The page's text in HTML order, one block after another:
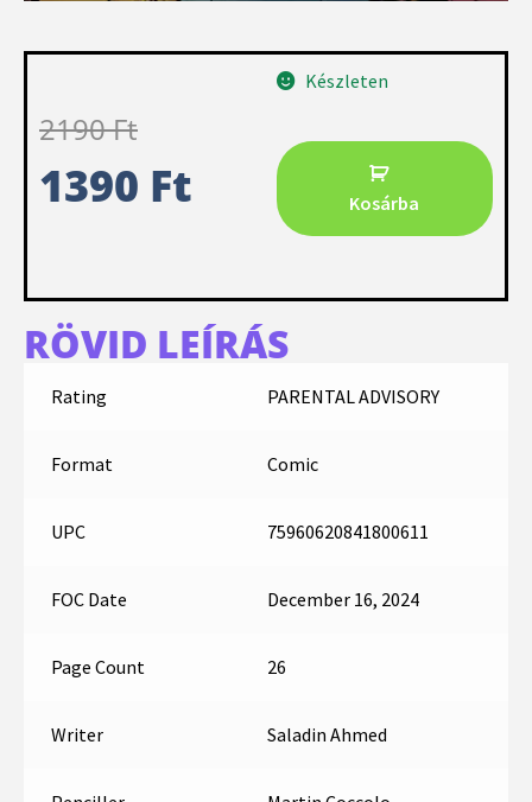
2190Ft
1390 Ft
Készleten
Kosárba
RÖVID LEÍRÁS
Rating PARENTAL ADVISORY
Format Comic
UPC 75960620841800611
FOC Date December 16, 2024
Page Count 26
Writer Saladin Ahmed